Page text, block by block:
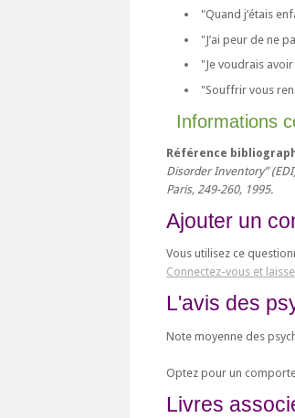
"Quand j’étais
"J’ai peur de ne
"Je voudrais
"Souffrir vous
Informations
Référence
Disorder Inventory”
Paris, 249-260, 1995.
Ajouter un
Vous utilisez ce
Connectez-vous et
L'avis des
Note moyenne des
Optez pour un
Livres